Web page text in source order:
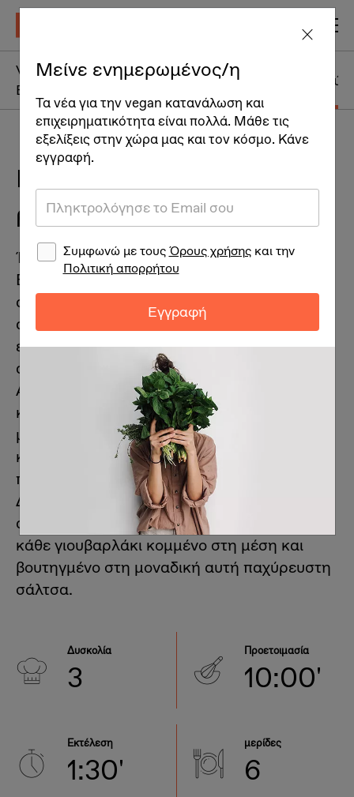
Vegan Πρωινά +
Brunch
Vegan Ορεκτικά Vegan
Γιουβαρλάκια vegan με
ρεβίθια
Ένα παραδοσιακό πιάτο που βρίσκουμε στην
Ελλάδα, την Τουρκία και την Κύπρο. Σε
αυτήν την vegan & whole παραλλαγή,
αντικαθιστούμε τον κιμά με ρεβίθια που
έχουμε μουλιάσει και κάνει κιμά και το
αυγολέμονο με σάλτσα από ταχίνι & λεμόνι.
Αυτή η vegan έκδοση είναι ένα
καταπληκτικό πιάτο, από άποψη υφής,
μυρωδιάς και γεύσης. Οφείλουμε την
καταπληκτική αυτή συνταγή, την οποία σας
παρουσιάζουμε με μικρές παραλλαγές, στην
Δάφνη, που ένα κρύο βράδυ του 2014 την
αποκάλυψε στη Vegan Mama. Γευθείτε το
κάθε γιουβαρλάκι κομμένο στη μέση και
βουτηγμένο στη μοναδική αυτή παχύρευστη
σάλτσα.
Δυσκολία
3
Προετοιμασία
10:00'
Εκτέλεση
1:30'
μερίδες
6
Μείνε ενημερωμένος/η
Τα νέα για την vegan κατανάλωση και
επιχειρηματικότητα είναι πολλά. Μάθε τις
εξελίξεις στην χώρα μας και τον κόσμο. Κάνε
εγγραφή.
Συμφωνώ με τουςΌρους χρήσηςκαι την
Πολιτική απορρήτου
Εγγραφή